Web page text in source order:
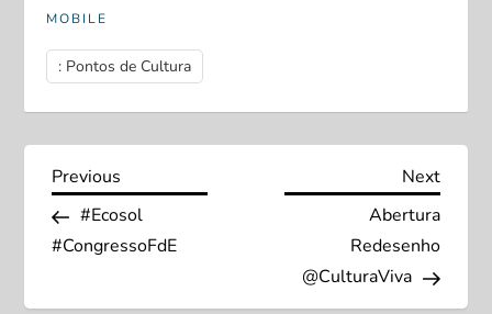
MOBILE
: Pontos de Cultura
N
a
Previous
Post
Previous
#Ecosol
#CongressoFdE
Next
Post
Next
Abertura
Redesenho
@CulturaViva